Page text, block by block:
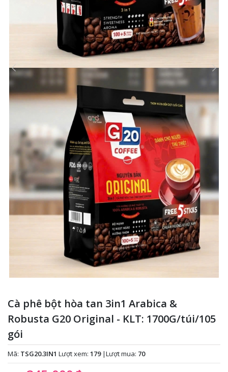
Cà phê bột hòa tan 3in1 Arabica &
Robusta G20 Original - KLT: 1700G/túi/105
gói
Mã: TSG20.3IN1 Lượt xem: 179 |Lượt mua: 70